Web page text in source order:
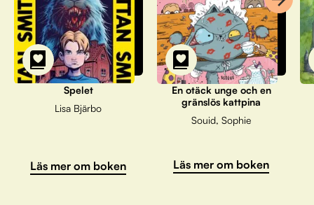
Spelet
Lisa Bjärbo
Läs mer om boken
En otäck unge och en
gränslös kattpina
Souid, Sophie
Läs mer om boken